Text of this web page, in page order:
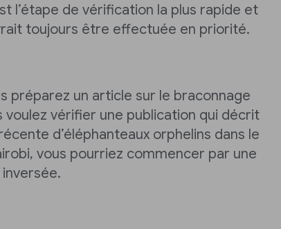
l’étape de vérification la plus rapide et
toujours être effectuée en priorité.
préparez un article sur le braconnage
voulez vérifier une publication qui décrit
d’éléphanteaux orphelins dans le
vous pourriez commencer par une